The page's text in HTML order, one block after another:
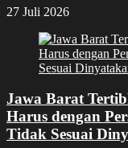
27 Juli 2026
Jawa Barat
Harus dengan
Tidak Sesuai